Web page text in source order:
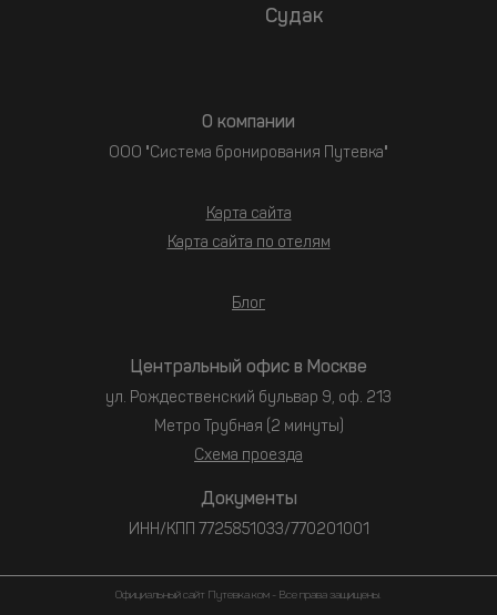
Судак
О компании
ООО "Система бронирования Путевка"
Карта сайта
Карта сайта по отелям
Блог
Документы
ИНН/КПП 7725851033/770201001
Центральный офис в Москве
ул. Рождественский бульвар 9, оф. 213
Метро Трубная (2 минуты)
Схема проезда
Официальный сайт Путевка.ком - Все права защищены.